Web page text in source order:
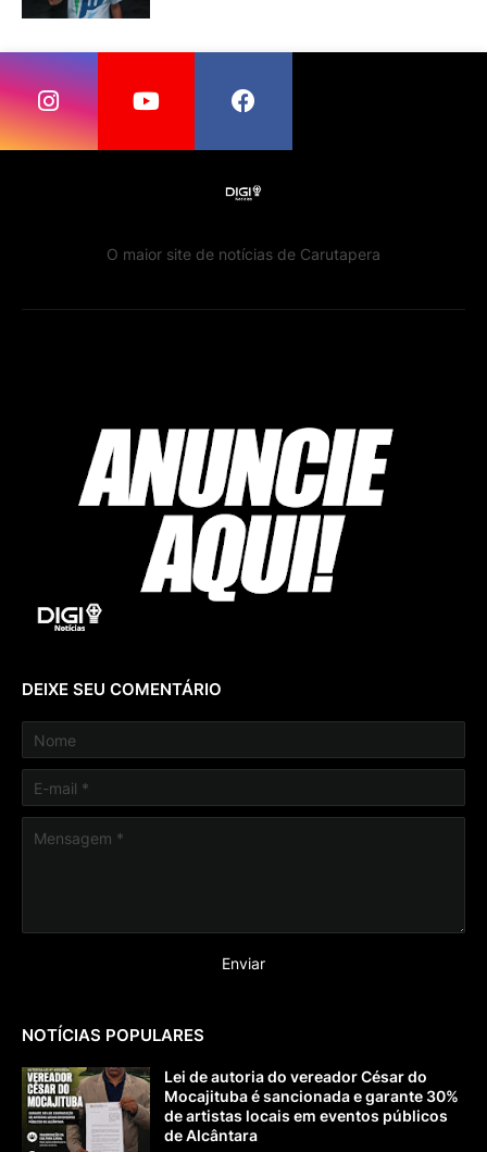
O maior site de notícias de Carutapera
DEIXE SEU COMENTÁRIO
NOTÍCIAS POPULARES
Lei de autoria do vereador César do
Mocajituba é sancionada e garante 30%
de artistas locais em eventos públicos
de Alcântara